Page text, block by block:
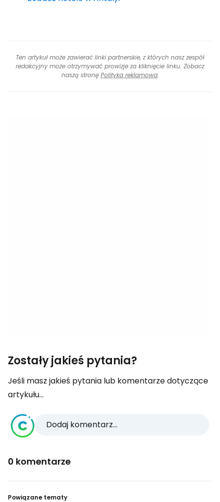
Ten artykuł może zawierać linki partnerskie, z których nasz zespół
redakcyjny może otrzymywać prowizje za kliknięcie linku. Zobacz
naszą stronę Polityka reklamowa.
Zostały jakieś pytania?
Jeśli masz jakieś pytania lub komentarze dotyczące
artykułu...
Dodaj komentarz...
0 komentarze
Powiązane tematy